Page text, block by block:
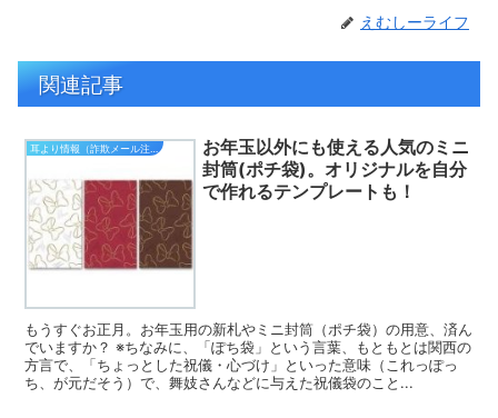
えむしーライフ
関連記事
お年玉以外にも使える人気のミニ
封筒(ポチ袋)。オリジナルを自分
で作れるテンプレートも！
もうすぐお正月。お年玉用の新札やミニ封筒（ポチ袋）の用意、済ん
でいますか？ ※ちなみに、「ぽち袋」という言葉、もともとは関西の
方言で、「ちょっとした祝儀・心づけ」といった意味（これっぽっ
ち、が元だそう）で、舞妓さんなどに与えた祝儀袋のこと...